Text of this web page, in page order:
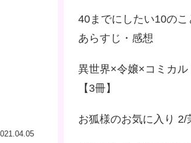
40までにしたい10のこ
あらすじ・感想
異世界×令嬢×コミカル
【3冊】
お狐様のお気に入り 2/